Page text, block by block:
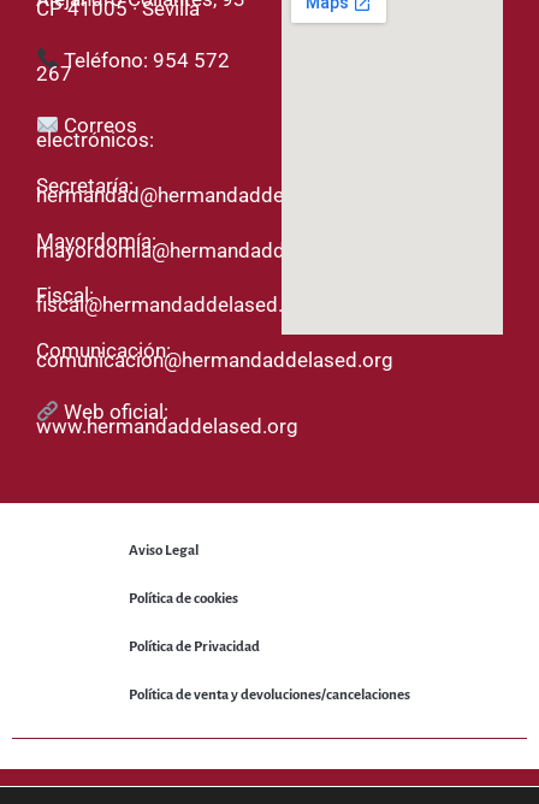
CP 41005 · Sevilla
Teléfono: 954 572
267
Correos
electrónicos:
Secretaría:
hermandad@hermandaddelased.org
Mayordomía:
mayordomia@hermandaddelased.org
Fiscal:
fiscal@hermandaddelased.org
Comunicación:
comunicacion@hermandaddelased.org
Web oficial:
www.hermandaddelased.org
Aviso Legal
Política de cookies
Política de Privacidad
Política de venta y devoluciones/cancelaciones